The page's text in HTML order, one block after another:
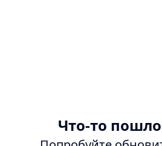
Что-то